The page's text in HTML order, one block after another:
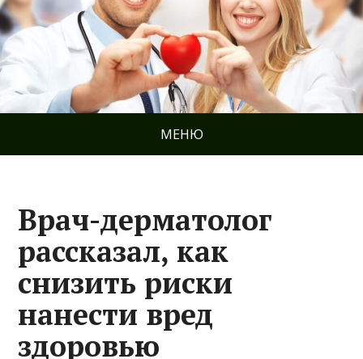
МЕНЮ
Врач-дерматолог
рассказал, как
снизить риски
нанести вред
здоровью